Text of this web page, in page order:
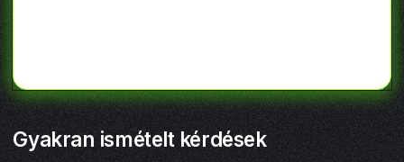
Gyakran ismételt kérdések